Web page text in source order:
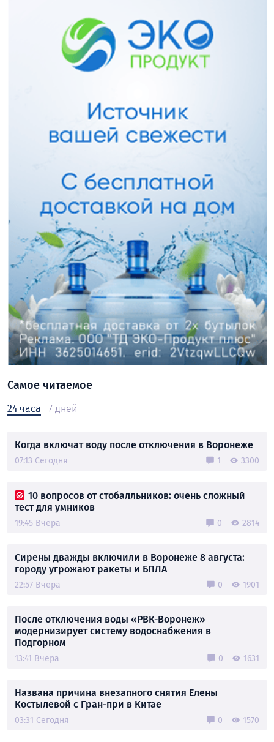
Самое читаемое
24 часа 7 дней
Когда включат воду после отключения в Воронеже
07:13 Сегодня 1 3300
10 вопросов от стобалльников: очень сложный
тест для умников
19:45 Вчера 0 2814
Сирены дважды включили в Воронеже 8 августа:
городу угрожают ракеты и БПЛА
22:57 Вчера 0 1901
После отключения воды «РВК-Воронеж»
модернизирует систему водоснабжения в
Подгорном
13:41 Вчера 0 1631
Названа причина внезапного снятия Елены
Костылевой с Гран-при в Китае
03:31 Сегодня 0 1570